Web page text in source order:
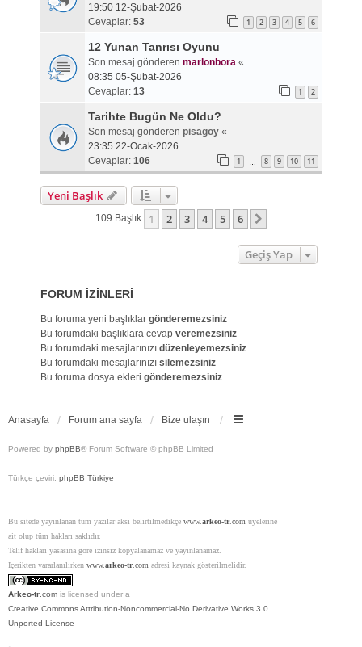
19:50 12-Şubat-2026
Cevaplar: 53 1 2 3 4 5 6
12 Yunan Tanrısı Oyunu
Son mesaj gönderen marlonbora«
08:35 05-Şubat-2026
Cevaplar: 13 1 2
Tarihte Bugün Ne Oldu?
Son mesaj gönderen pisagoy«
23:35 22-Ocak-2026
Cevaplar: 106 1 … 8 9 10 11
Yeni Başlık
109 Başlık 1 2 3 4 5 6
Geçiş Yap
FORUM IZINLERI
Bu foruma yeni başlıklar gönderemezsiniz
Bu forumdaki başlıklara cevap veremezsiniz
Bu forumdaki mesajlarınızı düzenleyemezsiniz
Bu forumdaki mesajlarınızı silemezsiniz
Bu foruma dosya ekleri gönderemezsiniz
Anasayfa Forum ana sayfa Bize ulaşın
Powered by phpBB® Forum Software © phpBB Limited
Türkçe çeviri: phpBB Türkiye
Bu sitede yayınlanan tüm yazılar aksi belirtilmedikçe www.arkeo-tr.com üyelerine
ait olup tüm hakları saklıdır.
Telif hakları yasasına göre izinsiz kopyalanamaz ve yayınlanamaz.
İçerikten yararlanılırken www.arkeo-tr.com adresi kaynak gösterilmelidir.
Arkeo-tr .com is licensed under a
Creative Commons Attribution-Noncommercial-No Derivative Works 3.0
Unported License